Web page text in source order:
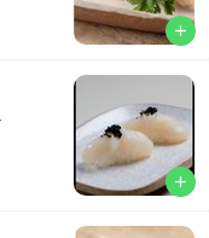
add
add